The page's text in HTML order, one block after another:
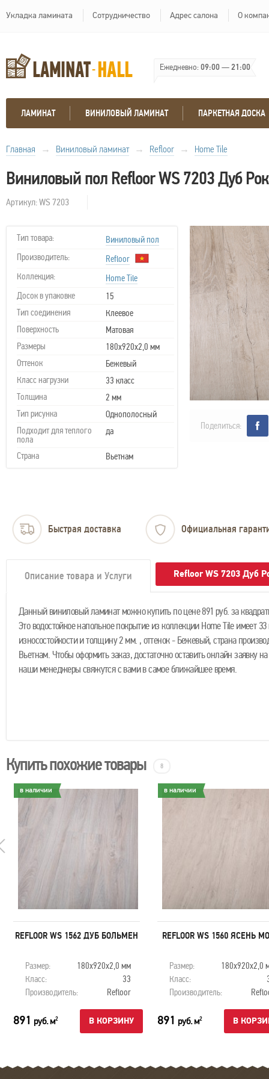
Укладка ламината Сотрудничество Адрес салона О
Ежедневно:09:00—21:00
ЛАМИНАТ ВИНИЛОВЫЙ ЛАМИНАТ ПАРКЕТНАЯ ДОСКА
Главная → Виниловый ламинат → Refloor → Home Tile
Виниловый пол Refloor WS 7203 Дуб
Артикул: WS 7203
Тип товара:
Виниловый пол
Производитель:
Refloor
Коллекция:
Home Tile
Досок в упаковке
15
Тип соединения
Клеевое
Поверхность
Матовая
Размеры
180х920х2,0 мм
Оттенок
Бежевый
Класс нагрузки
33 класс
Толщина
2 мм
Тип рисунка
Однополосный
Подходит для теплого
пола
да
Страна Вьетнам
Поделиться:
Быстрая доставка Официальная
Описание товара и Услуги Refloor WS 7203 Дуб
Данный виниловый ламинат можно купить по цене 891 руб. за
Это водостойкое напольное покрытие из коллекции Home Tile имеет 33
износостойкости и толщину 2 мм. , оттенок - Бежевый, страна
Вьетнам. Чтобы оформить заказ, достаточно оставить онлайн заявку
наши менеджеры свяжутся с вами в самое ближайшее время.
Купить похожие товары 8
в наличии
REFLOOR WS 1562 ДУБ БОЛЬМЕН
Размер:
180х920х2,0 мм
Класс:
33
Производитель:
Refloor
891 руб. м2 В КОРЗИНУ
в наличии
REFLOOR WS 1560 ЯСЕНЬ
Размер:
180х920х2,0
Класс:
Производитель:
891 руб. м2 В